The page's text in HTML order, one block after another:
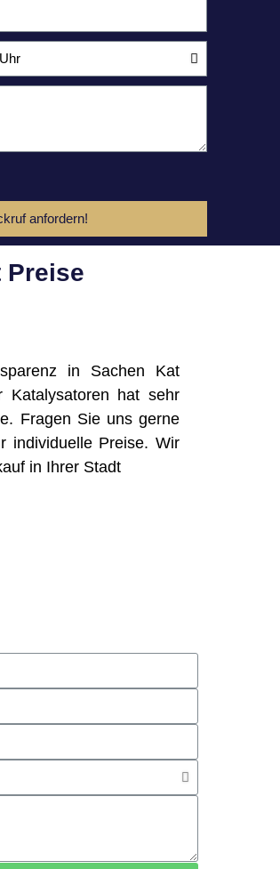
anfordern!
Preise
in Sachen Kat
Katalysatoren hat sehr
Fragen Sie uns gerne
individuelle Preise. Wir
in Ihrer Stadt